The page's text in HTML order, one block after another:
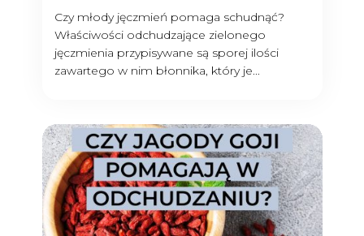
Czy młody jęczmień pomaga schudnąć?
Właściwości odchudzające zielonego
jęczmienia przypisywane są sporej ilości
zawartego w nim błonnika, który je...